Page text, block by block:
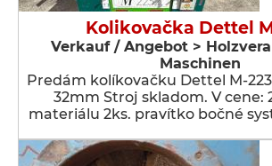
Kolikovačka Dettel
Verkauf / Angebot >
Maschinen
Predám kolíkovačku Dettel M-
32mm Stroj skladom. V cene:
materiálu 2ks. pravítko bočné